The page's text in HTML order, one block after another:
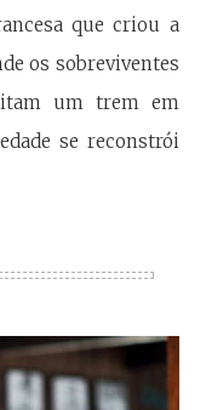
que criou a
os sobreviventes
um trem em
se reconstrói